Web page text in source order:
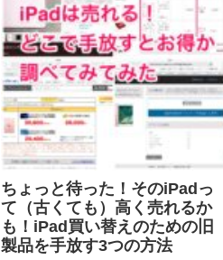
ちょっと待った！そのiPadっ
て（古くても）高く売れるか
も！iPad買い替えのための旧
製品を手放す3つの方法